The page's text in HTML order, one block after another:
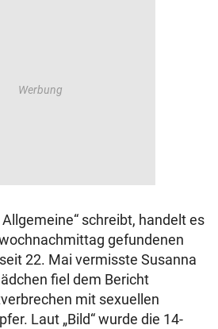
schreibt, handelt es
gefundenen
22. Mai vermisste Susanna
fiel dem Bericht
mit sexuellen
Laut „Bild“ wurde die 14-